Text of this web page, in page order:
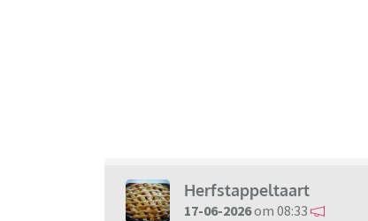
Herfstappeltaart
17-06-2026om 08:33